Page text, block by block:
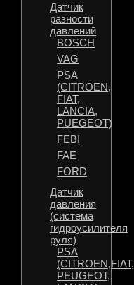
Датчик
разности
давлений
BOSCH
VAG
PSA
(CITROEN,
FIAT,
LANCIA,
PUEGEOT)
FEBI
FAE
FORD
Датчик
давления
(система
гидроусилителя
руля)
PSA
(CITROEN,FIAT,
PEUGEOT,